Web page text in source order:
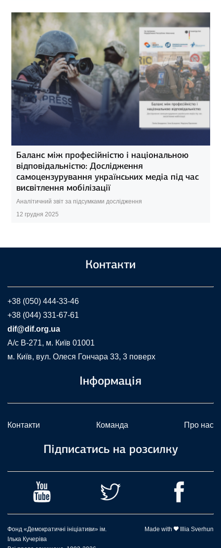
Баланс між професійністю і національною
відповідальністю: Дослідження
самоцензурування українських медіа під час
висвітлення мобілізації
Аналітичний звіт за підсумками дослідження
12 грудня 2025
Контакти
+38 (050) 444-33-46
+38 (044) 331-67-61
dif@dif.org.ua
A/c В-271, м. Київ 01001
м. Київ, вул. Олеся Гончара 33, 3 поверх
Інформація
Контакти Команда Про нас
Підписатись на розсилку
Фонд «Демократичні ініціативи» ім.
Ілька Кучеріва
Made with Illia Sverhun